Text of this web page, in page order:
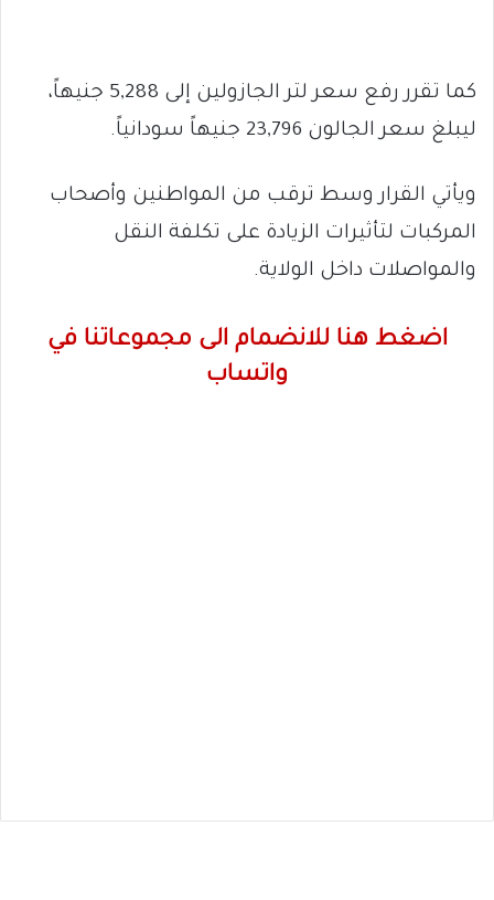
كما تقرر رفع سعر لتر الجازولين إلى 5,288 جنيهاً،
ليبلغ سعر الجالون 23,796 جنيهاً سودانياً.
ويأتي القرار وسط ترقب من المواطنين وأصحاب
المركبات لتأثيرات الزيادة على تكلفة النقل
والمواصلات داخل الولاية.
اضغط هنا للانضمام الى مجموعاتنا في
واتساب